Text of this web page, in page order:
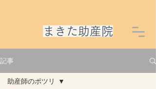
​まきた助産院
記事
助産師のポツリ